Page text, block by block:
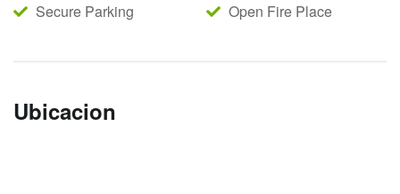
Secure Parking
Open Fire Place
Ubicacion